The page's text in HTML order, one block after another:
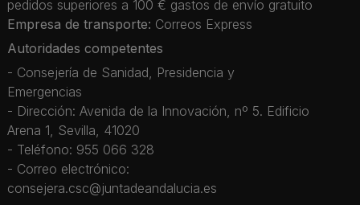
pedidos superiores a 100 € gastos de envío gratuito
Empresa de transporte: Correos Express
Autoridades competentes
- Consejería de Sanidad, Presidencia y
Emergencias
- Dirección: Avenida de la Innovación, nº 5. Edificio
Arena 1, Sevilla, 41020
- Teléfono: 955 066 328
- Correo electrónico:
consejera.csc@juntadeandalucia.es